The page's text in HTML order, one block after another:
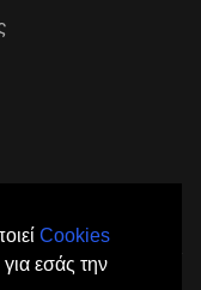
Cookies
εσάς την